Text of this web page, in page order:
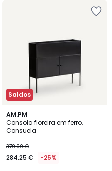
Saldos
AM.PM
Consola floreira em ferro,
Consuela
379.00 €
284.25 € -25%
4
/
5